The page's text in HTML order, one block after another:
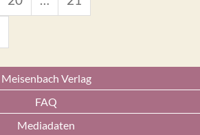
Meisenbach Verlag
FAQ
Mediadaten